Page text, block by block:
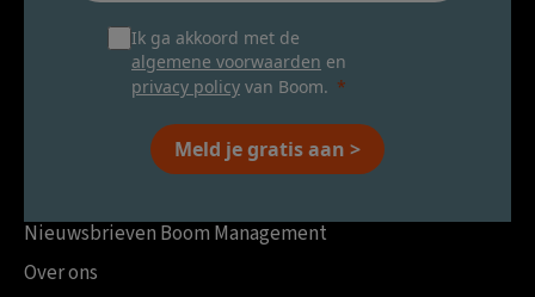
Ik ga akkoord met de
algemene voorwaarden en
privacy policy van Boom.
Meld je gratis aan >
Nieuwsbrieven Boom Management
Over ons